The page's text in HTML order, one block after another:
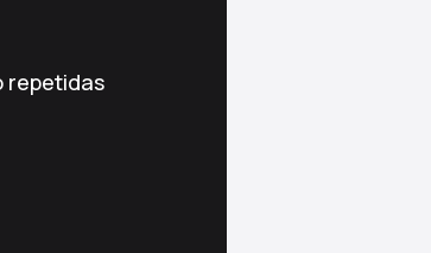
repetidas